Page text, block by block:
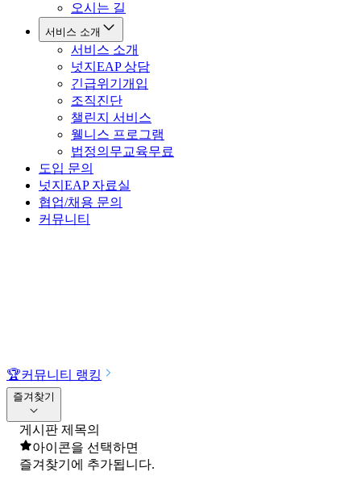
오시는 길
서비스 소개
서비스 소개
넛지EAP 상담
긴급위기개입
조직진단
챌린지 서비스
웰니스 프로그램
법정의무교육무료
도입 문의
넛지EAP 자료실
협업/채용 문의
커뮤니티
🏆커뮤니티 랭킹
즐겨찾기
게시판 제목의
아이콘을 선택하면
즐겨찾기에 추가됩니다.